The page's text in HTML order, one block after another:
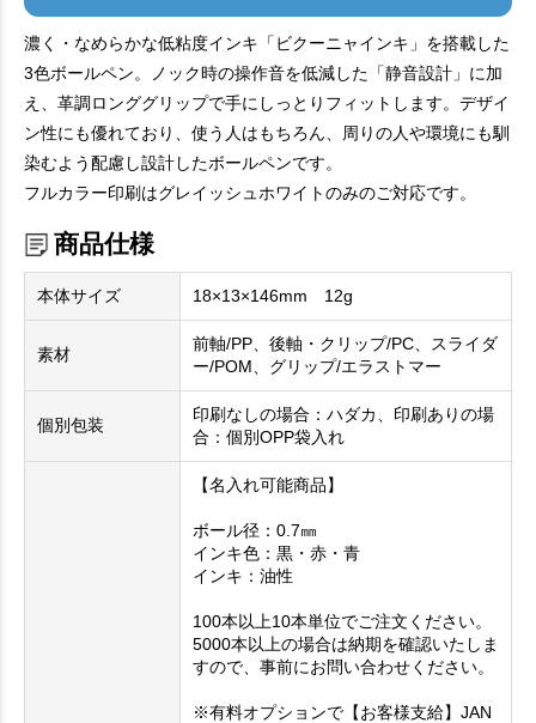
濃く・なめらかな低粘度インキ「ビクーニャインキ」を搭載した
3色ボールペン。ノック時の操作音を低減した「静音設計」に加
え、革調ロンググリップで手にしっとりフィットします。デザイ
ン性にも優れており、使う人はもちろん、周りの人や環境にも馴
染むよう配慮し設計したボールペンです。
フルカラー印刷はグレイッシュホワイトのみのご対応です。
商品仕様
本体サイズ 18×13×146mm 12g
素材
前軸/PP、後軸・クリップ/PC、スライダ
ー/POM、グリップ/エラストマー
個別包装
印刷なしの場合：ハダカ、印刷ありの場
合：個別OPP袋入れ
【名入れ可能商品】
ボール径：0.7㎜
インキ色：黒・赤・青
インキ：油性
100本以上10本単位でご注文ください。
5000本以上の場合は納期を確認いたしま
すので、事前にお問い合わせください。
※有料オプションで【お客様支給】JAN